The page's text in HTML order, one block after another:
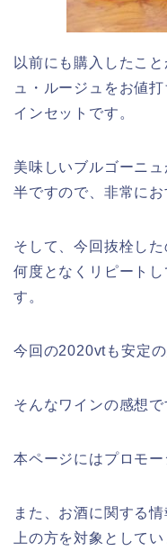
以前にも購入したこ
ュ・ルージュをお値
インセットです。
美味しいブルゴーニ
半ですので、非常に
そして、今回抜栓し
何度となくリピート
す。
今回の2020vtも安定の
そんなワインの感想で
本ページにはプロモ
また、お酒に関する
上の方を対象としてい